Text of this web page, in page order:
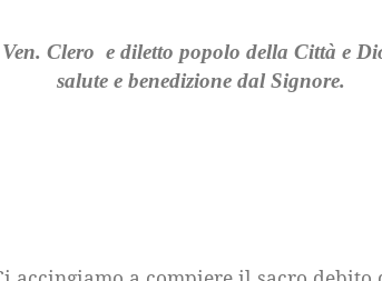
Clero e diletto popolo della Città e
salute e benedizione dal Signore.